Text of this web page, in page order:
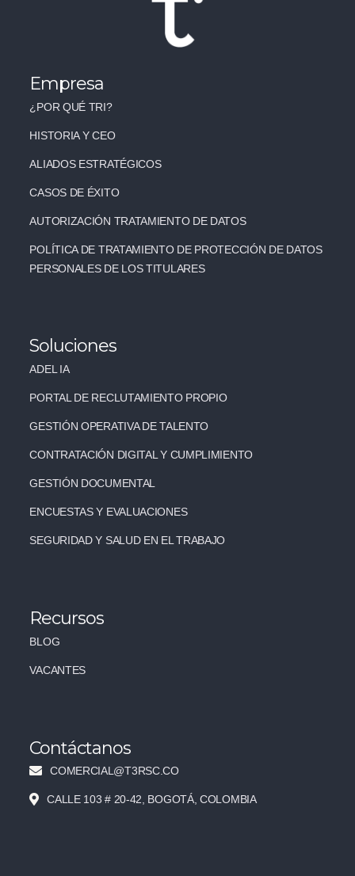
Empresa
¿POR QUÉ TRI?
HISTORIA Y CEO
ALIADOS ESTRATÉGICOS
CASOS DE ÉXITO
AUTORIZACIÓN TRATAMIENTO DE DATOS
POLÍTICA DE TRATAMIENTO DE PROTECCIÓN DE DATOS
PERSONALES DE LOS TITULARES
Soluciones
ADEL IA
PORTAL DE RECLUTAMIENTO PROPIO
GESTIÓN OPERATIVA DE TALENTO
CONTRATACIÓN DIGITAL Y CUMPLIMIENTO
GESTIÓN DOCUMENTAL
ENCUESTAS Y EVALUACIONES
SEGURIDAD Y SALUD EN EL TRABAJO
Recursos
BLOG
VACANTES
Contáctanos
COMERCIAL@T3RSC.CO
CALLE 103 # 20-42, BOGOTÁ, COLOMBIA